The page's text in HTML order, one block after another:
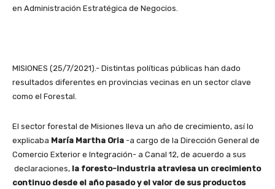
en Administración Estratégica de Negocios.
MISIONES (25/7/2021).- Distintas políticas públicas han dado
resultados diferentes en provincias vecinas en un sector clave
como el Forestal.
El sector forestal de Misiones lleva un año de crecimiento, así lo
explicaba María Martha Oria -a cargo de la Dirección General de
Comercio Exterior e Integración- a Canal 12, de acuerdo a sus
declaraciones, la foresto-industria atraviesa un crecimiento
continuo desde el año pasado y el valor de sus productos